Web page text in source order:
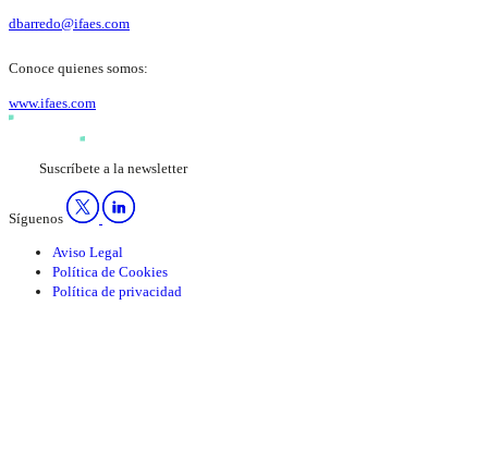
dbarredo@ifaes.com
Conoce quienes somos:
www.ifaes.com
Suscríbete a la newsletter
Síguenos
Aviso Legal
Política de Cookies
Política de privacidad